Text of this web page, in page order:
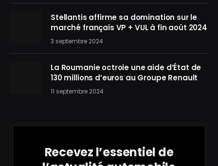
Stellantis affirme sa domination sur le
marché français VP + VUL à fin août 2024
3 septembre 2024
La Roumanie octroie une aide d’État de
130 millions d’euros au Groupe Renault
11 septembre 2024
Recevez l’essentiel de